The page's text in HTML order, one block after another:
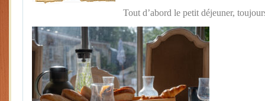
Tout d’abord le petit déjeuner,